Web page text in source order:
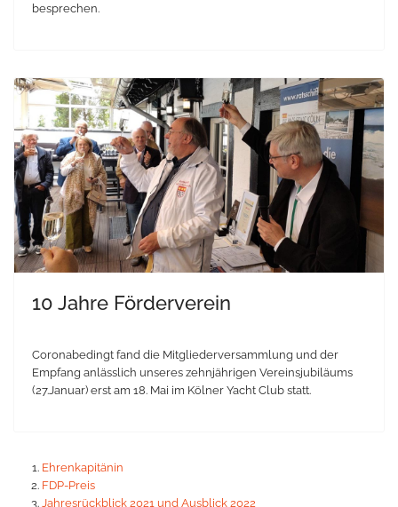
besprechen.
10 Jahre Förderverein
Coronabedingt fand die Mitgliederversammlung und der
Empfang anlässlich unseres zehnjährigen Vereinsjubiläums
(27.Januar) erst am 18. Mai im Kölner Yacht Club statt.
Ehrenkapitänin
FDP-Preis
Jahresrückblick 2021 und Ausblick 2022